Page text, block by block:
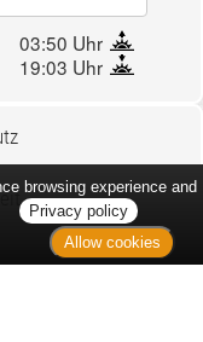
03:50 Uhr
19:03 Uhr
browsing experience and
Privacy policy
Allow cookies